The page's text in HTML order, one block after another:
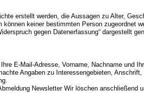
erstellt werden, die Aussagen zu Alter,
keiner bestimmten Person zugeordnet
gegen Datenerfassung“ dargestellt
E-Mail-Adresse, Vorname, Nachname und
Angaben zu Interessengebieten,
Newsletter Wir löschen anschließend